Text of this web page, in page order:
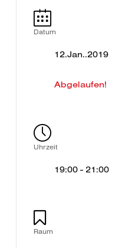
Datum
12.Jan..2019
Abgelaufen!
Uhrzeit
19:00 - 21:00
Raum